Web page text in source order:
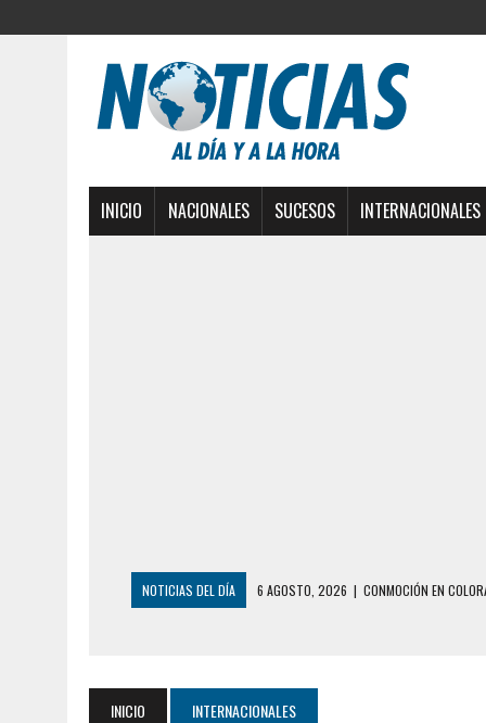
INICIO NACIONALES SUCESOS INTERNACIONALES
NOTICIAS DEL DÍA 6 AGOSTO, 2026 | CONMOCIÓN EN
INICIO INTERNACIONALES